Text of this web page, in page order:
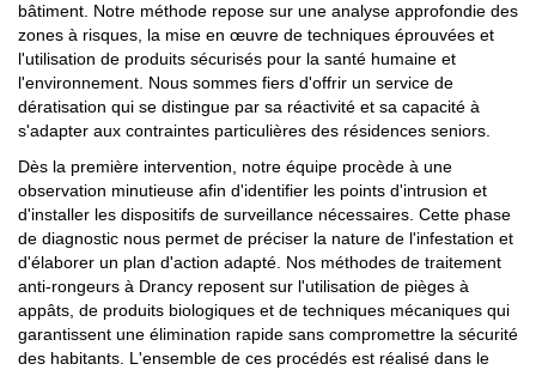
bâtiment. Notre méthode repose sur une analyse approfondie des
zones à risques, la mise en œuvre de techniques éprouvées et
l'utilisation de produits sécurisés pour la santé humaine et
l'environnement. Nous sommes fiers d'offrir un service de
dératisation qui se distingue par sa réactivité et sa capacité à
s'adapter aux contraintes particulières des résidences seniors.
Dès la première intervention, notre équipe procède à une
observation minutieuse afin d'identifier les points d'intrusion et
d'installer les dispositifs de surveillance nécessaires. Cette phase
de diagnostic nous permet de préciser la nature de l'infestation et
d'élaborer un plan d'action adapté. Nos méthodes de traitement
anti-rongeurs à Drancy reposent sur l'utilisation de pièges à
appâts, de produits biologiques et de techniques mécaniques qui
garantissent une élimination rapide sans compromettre la sécurité
des habitants. L'ensemble de ces procédés est réalisé dans le